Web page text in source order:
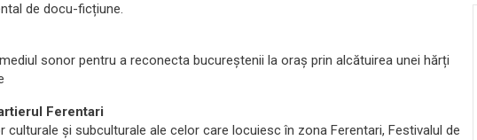
de docu-ficțiune.
sonor pentru a reconecta bucureștenii la oraș prin alcătuirea unei hărți
Ferentari
și subculturale ale celor care locuiesc în zona Ferentari, Festivalul de